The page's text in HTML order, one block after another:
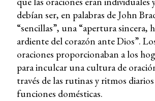
debían ser, en palabras de John
“sencillas”, una “apertura sincera,
ardiente del corazón ante Dios”.
oraciones proporcionaban a los
para inculcar una cultura de
través de las rutinas y ritmos diarios
funciones domésticas.